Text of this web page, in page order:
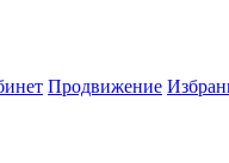
Продвижение